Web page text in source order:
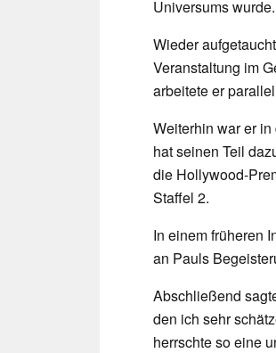
Universums wurde.
Wieder
Veranstaltung im
arbeitete er
Weiterhin war er in
hat seinen Teil
die Hollywood-
Staffel 2.
In einem früheren
an Pauls
Abschließend
den ich sehr
herrschte so eine